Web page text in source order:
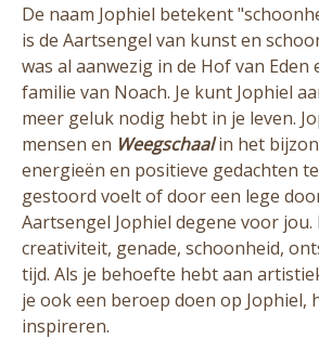
De naam Jophiel betekent
is de Aartsengel van kunst en
was al aanwezig in de Hof van Eden
familie van Noach. Je kunt Jophiel
meer geluk nodig hebt in je leven.
mensen en Weegschaalin het
energieën en positieve gedachten
gestoord voelt of door een lege
Aartsengel Jophiel degene voor jou.
creativiteit, genade, schoonheid,
tijd. Als je behoefte hebt aan
je ook een beroep doen op Jophiel,
inspireren.